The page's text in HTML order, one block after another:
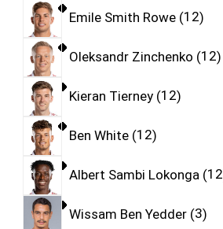
Emile Smith Rowe 12
Oleksandr Zinchenko 12
Kieran Tierney 12
Ben White 12
Albert Sambi Lokonga 12
Wissam Ben Yedder 3